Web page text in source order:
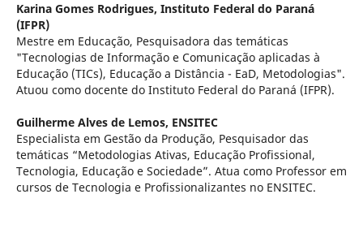
Karina Gomes Rodrigues, Instituto Federal do Paraná
(IFPR)
Mestre em Educação, Pesquisadora das temáticas
"Tecnologias de Informação e Comunicação aplicadas à
Educação (TICs), Educação a Distância - EaD, Metodologias".
Atuou como docente do Instituto Federal do Paraná (IFPR).
Guilherme Alves de Lemos, ENSITEC
Especialista em Gestão da Produção, Pesquisador das
temáticas “Metodologias Ativas, Educação Profissional,
Tecnologia, Educação e Sociedade”. Atua como Professor em
cursos de Tecnologia e Profissionalizantes no ENSITEC.